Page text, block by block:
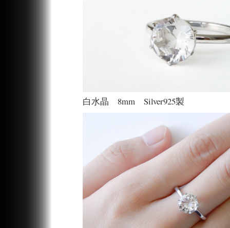
白水晶 8mm Silver925製